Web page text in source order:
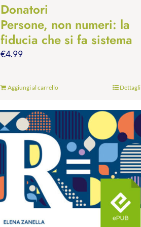
Donatori
Persone, non numeri: la
fiducia che si fa sistema
€4.99
Aggiungi al carrello Dettagli